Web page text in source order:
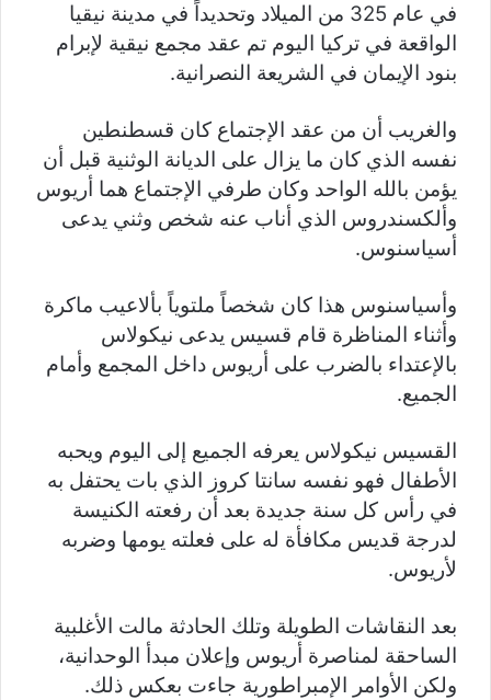
في عام 325 من الميلاد وتحديداً في مدينة نيقيا
الواقعة في تركيا اليوم تم عقد مجمع نيقية لإبرام
بنود الإيمان في الشريعة النصرانية.
والغريب أن من عقد الإجتماع كان قسطنطين
نفسه الذي كان ما يزال على الديانة الوثنية قبل أن
يؤمن بالله الواحد وكان طرفي الإجتماع هما أريوس
وألكسندروس الذي أناب عنه شخص وثني يدعى
أسياسنوس.
وأسياسنوس هذا كان شخصاً ملتوياً بألاعيب ماكرة
وأثناء المناظرة قام قسيس يدعى نيكولاس
بالإعتداء بالضرب على أريوس داخل المجمع وأمام
الجميع.
القسيس نيكولاس يعرفه الجميع إلى اليوم ويحبه
الأطفال فهو نفسه سانتا كروز الذي بات يحتفل به
في رأس كل سنة جديدة بعد أن رفعته الكنيسة
لدرجة قديس مكافأة له على فعلته يومها وضربه
لأريوس.
بعد النقاشات الطويلة وتلك الحادثة مالت الأغلبية
الساحقة لمناصرة أريوس وإعلان مبدأ الوحدانية،
ولكن الأوامر الإمبراطورية جاءت بعكس ذلك.